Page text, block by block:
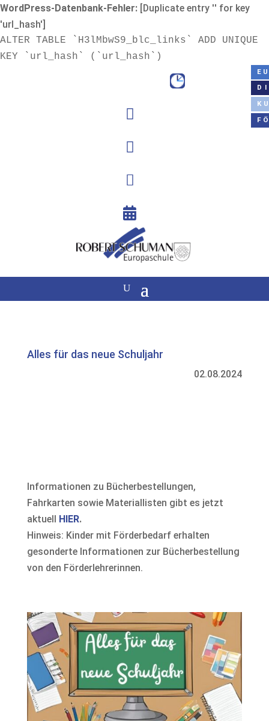
WordPress-Datenbank-Fehler: [Duplicate entry '' for key
'url_hash']
ALTER TABLE `H3lMbwS9_blc_links` ADD UNIQUE
KEY `url_hash` (`url_hash`)




Alles für das neue Schuljahr
02.08.2024
Informationen zu Bücherbestellungen,
Fahrkarten sowie Materiallisten gibt es jetzt
aktuell HIER.
Hinweis: Kinder mit Förderbedarf erhalten
gesonderte Informationen zur Bücherbestellung
von den Förderlehrerinnen.